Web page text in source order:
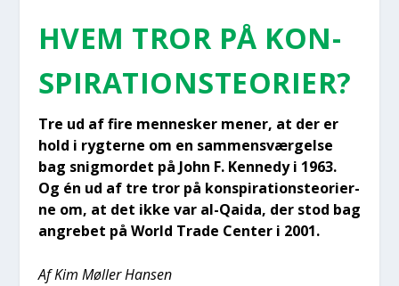
HVEM TROR PÅ KON­
SPIRA­TIONS­TE­O­RI­ER?
Tre ud af fire men­ne­sker mener, at der er
hold i ryg­ter­ne om en sam­men­svær­gel­se
bag snig­mor­det på John F. Ken­ne­dy i 1963.
Og én ud af tre tror på kon­spira­tions­te­o­ri­er­
ne om, at det ikke var al-Qai­da, der stod bag
angre­bet på Wor­ld Tra­de Cen­ter i 2001.
Af Kim Møl­ler Han­sen